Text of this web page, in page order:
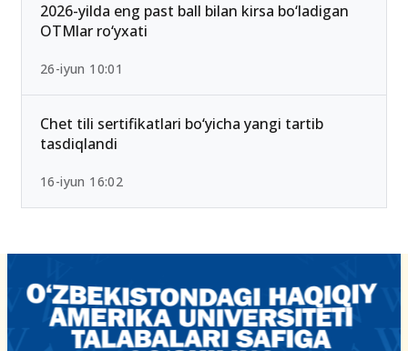
2026-yilda eng past ball bilan kirsa bo‘ladigan
OTMlar ro‘yxati
26-iyun 10:01
Chet tili sertifikatlari bo‘yicha yangi tartib
tasdiqlandi
16-iyun 16:02